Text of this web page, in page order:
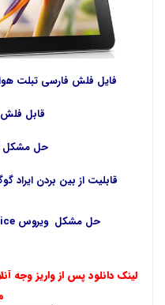
فایل فلش فارسی تبلت
قابل
حل مشکل
قابلیت از بین بردن
حل مشکل ویروس time service و monkey test
لینک دانلود پس از واریز وجه